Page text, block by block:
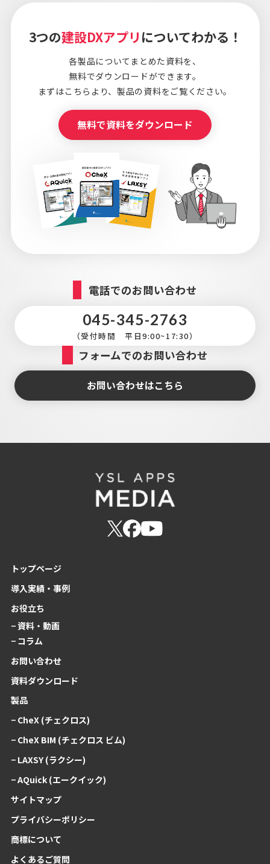
3つの建設DXアプリ についてわかる！
各製品についてまとめた資料を、
無料でダウンロードができます。
まずはこちらより、製品の資料をご覧ください。
無料で資料をダウンロード
電話でのお問い合わせ
045-345-2763
（受付時間 平日9:00~17:30）
フォームでのお問い合わせ
お問い合わせはこちら
トップページ
導入実績・事例
お役立ち
− 資料・動画
− コラム
お問い合わせ
資料ダウンロード
製品
− CheX (チェクロス)
− CheX BIM (チェクロス ビム)
− LAXSY (ラクシー)
− AQuick (エークイック)
サイトマップ
プライバシーポリシー
商標について
よくあるご質問